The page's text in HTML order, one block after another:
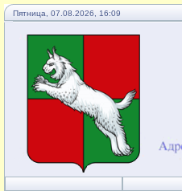
Пятница, 07.08.2026, 16:09